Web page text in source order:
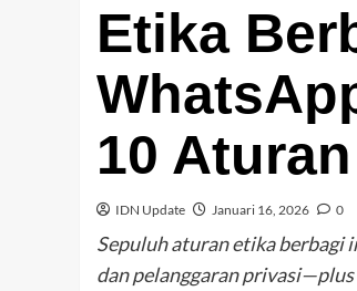
Etika
10
IDN Update Januari 16, 2026 0
Sepuluh aturan etika berbagi
dan pelanggaran